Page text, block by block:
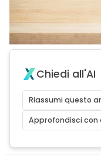
Chiedi all'AI
Riassumi questo
Approfondisci